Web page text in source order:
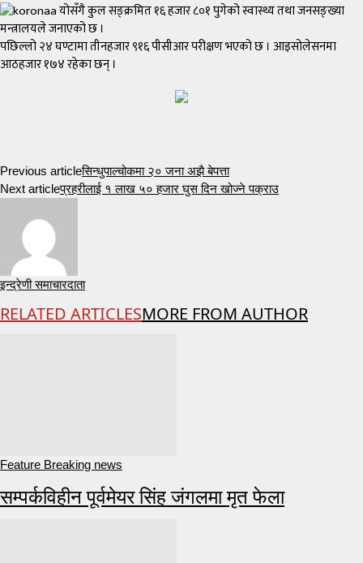
योसँगै कुल सङ्क्रमित १६ हजार ८०१ पुगेको स्वास्थ्य तथा जनसङ्ख्या
मन्त्रालयले जनाएको छ ।
पछिल्लो २४ घण्टामा तीनहजार ९१६ पीसीआर परीक्षण भएको छ । आइसोलेसनमा
आठहजार १७४ रहेका छन् ।
Previous articleसिन्धुपाल्चोकमा २० जना अझै बेपत्ता
Next articleप्रहरीलाई १ लाख ५० हजार घुस दिन खोज्ने पक्राउ
इन्द्रेणी समाचारदाता
RELATED ARTICLESMORE FROM AUTHOR
Feature Breaking news
सम्पर्कविहीन पूर्वमेयर सिंह जंगलमा मृत फेला